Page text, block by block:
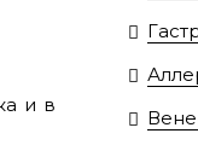
и в